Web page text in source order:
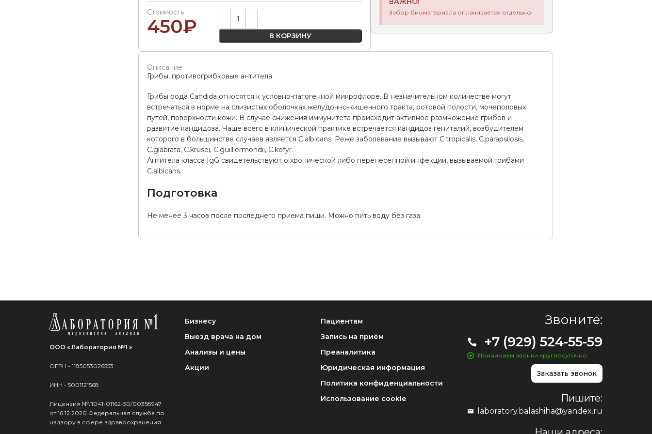
Стоимость
450₽ В КОРЗИНУ
Alternative: Забор биоматериала оплачивается отдельно!
Описание
Грибы, противогрибковые антитела
Грибы рода Candida относятся к условно-патогенной микрофлоре. В незначительном количестве могут
встречаться в норме на слизистых оболочках желудочно-кишечного тракта, ротовой полости, мочеполовых
путей, поверхности кожи. В случае снижения иммунитета происходит активное размножение грибов и
развитие кандидоза. Чаще всего в клинической практике встречается кандидоз гениталий, возбудителем
которого в большинстве случаев является C.albicans. Реже заболевание вызывают C.tropicalis, C.parapsilosis,
C.glabrata, C.krusei, C.guilliermondii, C.kefyr.
Антитела класса IgG свидетельствуют о хронической либо перенесенной инфекции, вызываемой грибами
C.albicans.
Подготовка
Не менее 3 часов после последнего приема пищи. Можно пить воду без газа.
ООО « Лаборатория №1 »
ОГРН - 1185053026553
ИНН - 5001121568
Лицензия №Л041-01162-50/00358947
от 16.12.2020 Федеральная служба по
надзору в сфере здравоохранения
Бизнесу
Выезд врача на дом
Анализы и цены
Акции
Пациентам
Запись на приём
Преаналитика
Юридическая информация
Политика конфиденциальности
Использование cookie
Звоните:
+7 (929) 524-55-59
Принимаем звонки круглосуточно
Заказать звонок
Пишите:
laboratory.balashiha@yandex.ru